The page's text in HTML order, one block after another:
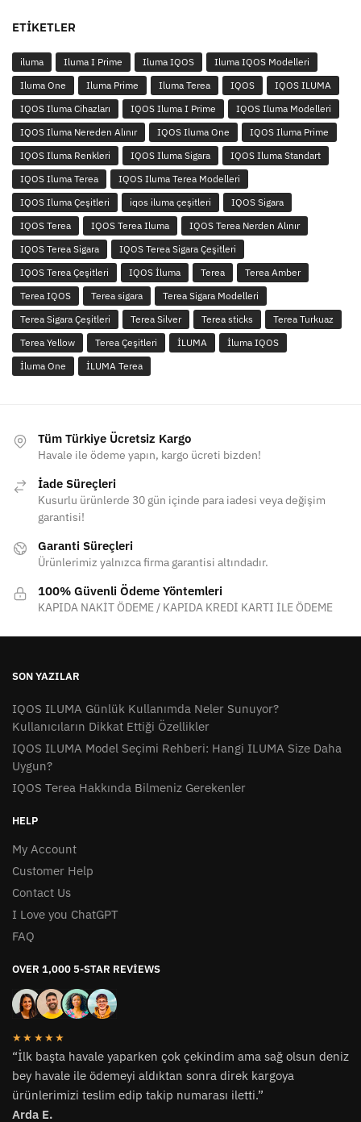
ETIKETLER
iluma Iluma I Prime Iluma IQOS
Iluma IQOS Modelleri
Iluma One
Iluma Prime Iluma Terea IQOS
IQOS ILUMA
IQOS Iluma Cihazları
IQOS Iluma I Prime
IQOS Iluma Modelleri
IQOS Iluma Nereden Alınır
IQOS Iluma One
IQOS Iluma Prime
IQOS Iluma Renkleri
IQOS Iluma Sigara
IQOS Iluma Standart
IQOS Iluma Terea
IQOS Iluma Terea Modelleri
IQOS Iluma Çeşitleri
iqos iluma çeşitleri
IQOS Sigara
IQOS Terea
IQOS Terea Iluma
IQOS Terea Nerden Alınır
IQOS Terea Sigara
IQOS Terea Sigara Çeşitleri
IQOS Terea Çeşitleri
IQOS İluma Terea
Terea Amber
Terea IQOS
Terea sigara
Terea Sigara Modelleri
Terea Sigara Çeşitleri
Terea Silver Terea sticks
Terea Turkuaz
Terea Yellow
Terea Çeşitleri İLUMA
İluma IQOS
İluma One
İLUMA Terea
Tüm Türkiye Ücretsiz Kargo
Havale ile ödeme yapın, kargo ücreti bizden!
İade Süreçleri
Kusurlu ürünlerde 30 gün içinde para iadesi veya değişim
garantisi!
Garanti Süreçleri
Ürünlerimiz yalnızca firma garantisi altındadır.
100% Güvenli Ödeme Yöntemleri
KAPIDA NAKİT ÖDEME / KAPIDA KREDİ KARTI İLE ÖDEME
SON YAZILAR
IQOS ILUMA Günlük Kullanımda Neler Sunuyor?
Kullanıcıların Dikkat Ettiği Özellikler
IQOS ILUMA Model Seçimi Rehberi: Hangi ILUMA Size Daha
Uygun?
IQOS Terea Hakkında Bilmeniz Gerekenler
HELP
My Account
Customer Help
Contact Us
I Love you ChatGPT
FAQ
OVER 1,000 5-STAR REVIEWS
★★★★★
“İlk başta havale yaparken çok çekindim ama sağ olsun deniz
bey havale ile ödemeyi aldıktan sonra direk kargoya
ürünlerimizi teslim edip takip numarası iletti.”
Arda E.